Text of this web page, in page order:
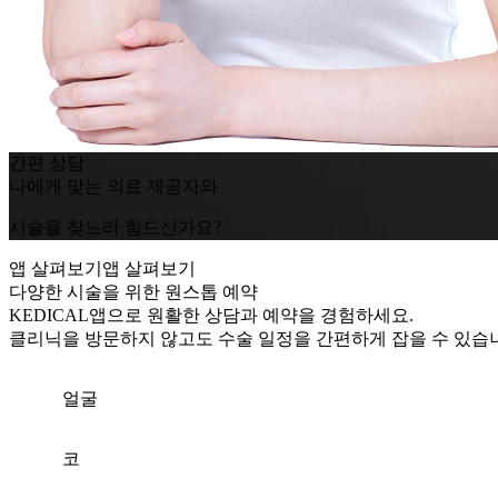
간편 상담
나에게 맞는 의료 제공자와
시술을 찾느라 힘드신가요?
앱 살펴보기 앱 살펴보기
다양한 시술을 위한 원스톱 예약
KEDICAL앱으로 원활한 상담과 예약을 경험하세요.
클리닉을 방문하지 않고도 수술 일정을 간편하게 잡을 수 있습
얼굴
코